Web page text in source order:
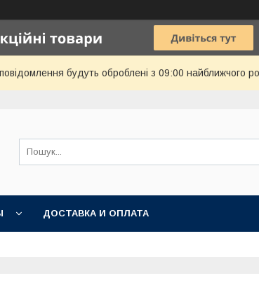
будуть оброблені з 09:00 найближчого
ДОСТАВКА И ОПЛАТА